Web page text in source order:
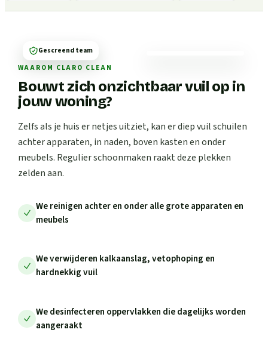
WAAROM CLARO CLEAN
Bouwt zich onzichtbaar vuil op in
jouw woning?
Zelfs als je huis er netjes uitziet, kan er diep vuil schuilen
achter apparaten, in naden, boven kasten en onder
meubels. Regulier schoonmaken raakt deze plekken
zelden aan.
We reinigen achter en onder alle grote apparaten en
meubels
We verwijderen kalkaanslag, vetophoping en
hardnekkig vuil
We desinfecteren oppervlakken die dagelijks worden
aangeraakt
Gescreend team